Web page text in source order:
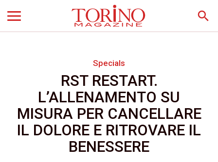
search
Specials
RST RESTART.
L’ALLENAMENTO SU
MISURA PER CANCELLARE
IL DOLORE E RITROVARE IL
BENESSERE